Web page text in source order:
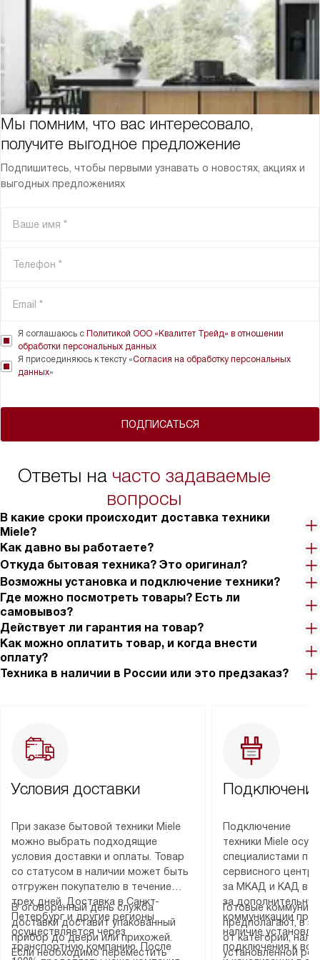
Мы помним, что вас интересовало,
получите выгодное предложение
Подпишитесь, чтобы первыми узнавать о новостях, акциях и
выгодных предложениях
ПОДПИСАТЬСЯ
Я соглашаюсь с Политикой ООО «Квалитет Трейд» в отношении
обработки персональных данных
Я присоединяюсь к тексту «Согласия на обработку персональных
данных»
Ответы на часто задаваемые
вопросы
В какие сроки происходит доставка техники
Miele?
Как давно вы работаете?
Откуда бытовая техника? Это оригинал?
Возможны установка и подключение техники?
Где можно посмотреть товары? Есть ли
самовывоз?
Действует ли гарантия на товар?
Как можно оплатить товар, и когда внести
оплату?
Техника в наличии в России или это предзаказ?
Условия доставки
При заказе бытовой техники Miele
можно выбрать подходящие
условия доставки и оплаты. Товар
со статусом в наличии может быть
отгружен покупателю в течение
трех дней. Доставка в Санкт-
Петербург и другие регионы
осуществляется через
транспортную компанию. После
В оговоренный день служба
доставки доставит упакованный
прибор до двери или прихожей.
Если необходимо переместить
Подключение
техники Miele
специалистами
сервисного
за МКАД и КАД
за
коммуникации
наличие
подключения к
Готовые
предполагают, в
от категории,
установленной